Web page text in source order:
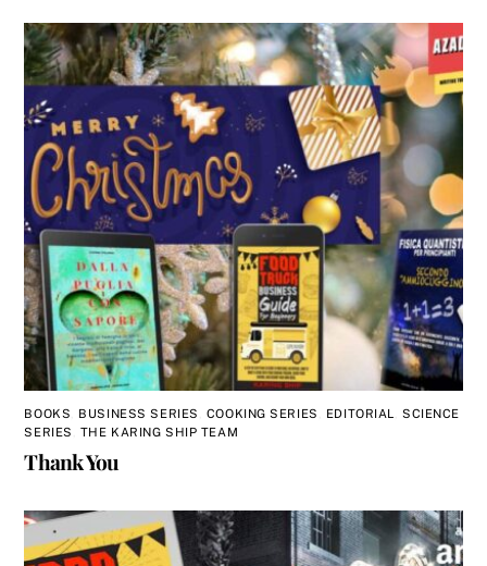
BOOKS BUSINESS SERIES COOKING SERIES EDITORIAL ,SCIENCE
SERIES
THE KARING SHIP TEAM
Thank You